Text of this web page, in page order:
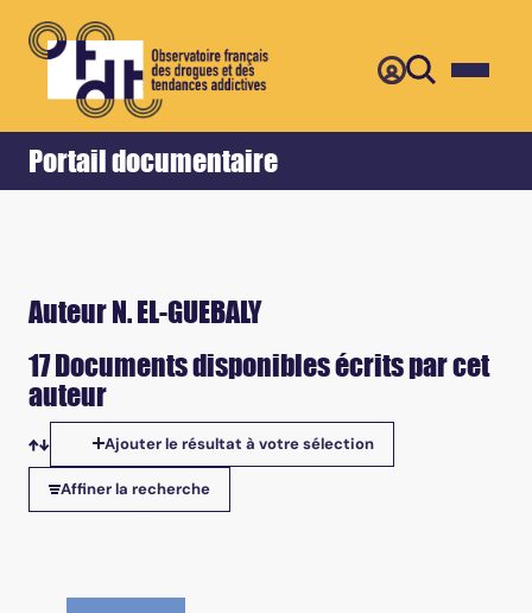
Portail documentaire
Accueil Retour
Auteur N. EL-GUEBALY
17 Documents disponibles écrits par cet
auteur
Tris disponibles
Ajouter le résultat à votre sélection
Affiner la recherche